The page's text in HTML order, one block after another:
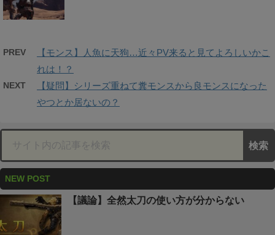
PREV
【モンス】人魚に天狗…近々PV来ると見てよろしいかこ
れは！？
NEXT
【疑問】シリーズ重ねて糞モンスから良モンスになった
やつとか居ないの？
NEW POST
【議論】全然太刀の使い方が分からない